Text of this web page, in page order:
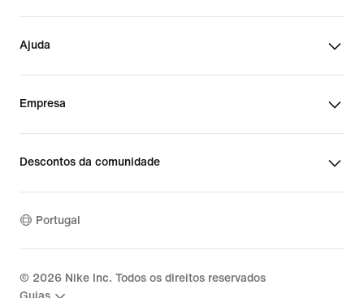
Ajuda
Empresa
Descontos da comunidade
Portugal
© 2026 Nike Inc. Todos os direitos reservados